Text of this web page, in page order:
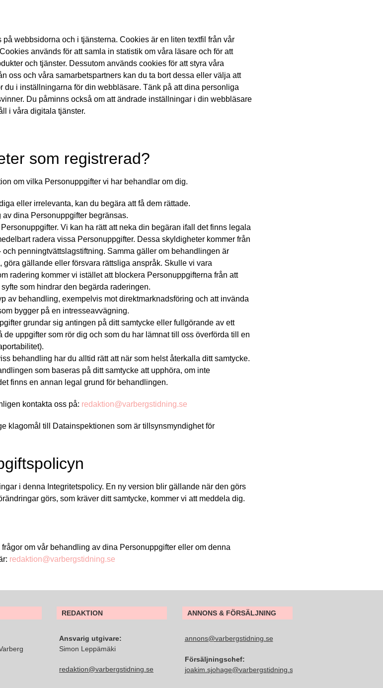
webbsidorna och i tjänsterna. Cookies är en liten textfil från vår
används för att samla in statistik om våra läsare och för att
och tjänster. Dessutom används cookies för att styra våra
oss och våra samarbetspartners kan du ta bort dessa eller välja att
i inställningarna för din webbläsare. Tänk på att dina personliga
Du påminns också om att ändrade inställningar i din webbläsare
i våra digitala tjänster.
som registrerad?
om vilka Personuppgifter vi har behandlar om dig.
eller irrelevanta, kan du begära att få dem rättade.
dina Personuppgifter begränsas.
Vi kan ha rätt att neka din begäran ifall det finns legala
radera vissa Personuppgifter. Dessa skyldigheter kommer från
penningtvättslagstiftning. Samma gäller om behandlingen är
göra gällande eller försvara rättsliga anspråk. Skulle vi vara
radering kommer vi istället att blockera Personuppgifterna från att
som hindrar den begärda raderingen.
av behandling, exempelvis mot direktmarknadsföring och att invända
bygger på en intresseavvägning.
grundar sig antingen på ditt samtycke eller fullgörande av ett
de uppgifter som rör dig och som du har lämnat till oss överförda till en
behandling har du alltid rätt att när som helst återkalla ditt samtycke.
som baseras på ditt samtycke att upphöra, om inte
finns en annan legal grund för behandlingen.
kontakta oss på: redaktion@varbergstidning.se
klagomål till Datainspektionen som är tillsynsmyndighet för
i denna Integritetspolicy. En ny version blir gällande när den görs
görs, som kräver ditt samtycke, kommer vi att meddela dig.
om vår behandling av dina Personuppgifter eller om denna
redaktion@varbergstidning.se
REDAKTION
Ansvarig utgivare:
Simon Leppämäki
redaktion@varbergstidning.se
ANNONS & FÖRSÄLJNING
annons@varbergstidning.se
Försäljningschef:
joakim.sjohage@varbergstidning.se